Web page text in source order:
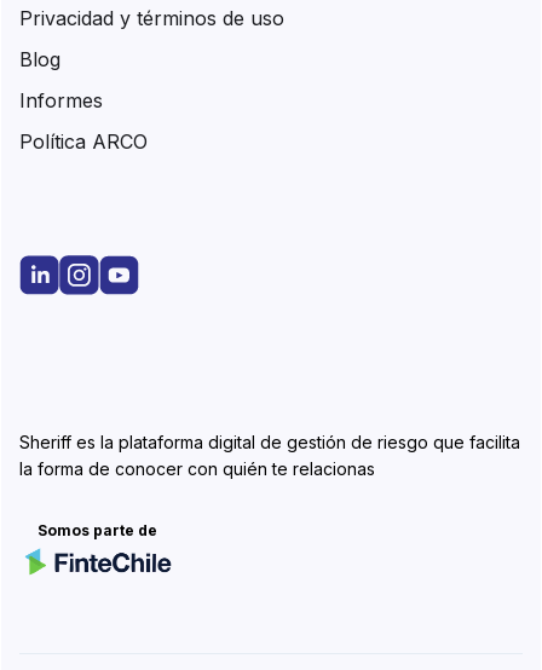
Sheriff es la plataforma digital de gestión de riesgo que facilita
la forma de conocer con quién te relacionas
Somos parte de
Privacidad y términos de uso
Blog
Informes
Política ARCO